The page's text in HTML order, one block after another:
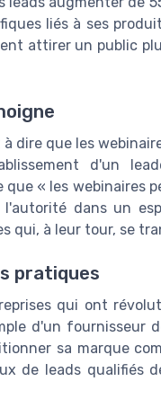
liés à ses
attirer un public
dire que les
d'un
que « les
dans un
qui, à leur tour, se
pratiques
qui ont
d'un fournisseur
sa marque
de leads qualifiés